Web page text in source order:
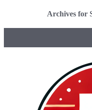
Archives for